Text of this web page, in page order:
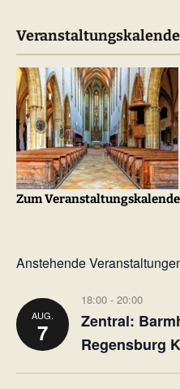
Zum
Anstehende
AUG.
7
18:00 - 20:00
Zentral:
Regensburg